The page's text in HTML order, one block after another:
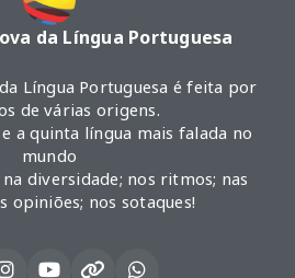
da Língua Portuguesa
Língua Portuguesa é feita por
de várias origens.
a quinta língua mais falada no
mundo
na diversidade; nos ritmos; nas
opiniões; nos sotaques!